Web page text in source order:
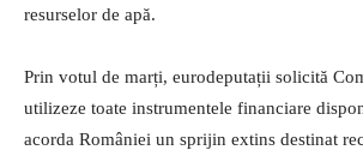
resurselor de apă.
Prin votul de marți, eurodeputații solicită
utilizeze toate instrumentele financiare
acorda României un sprijin extins destinat